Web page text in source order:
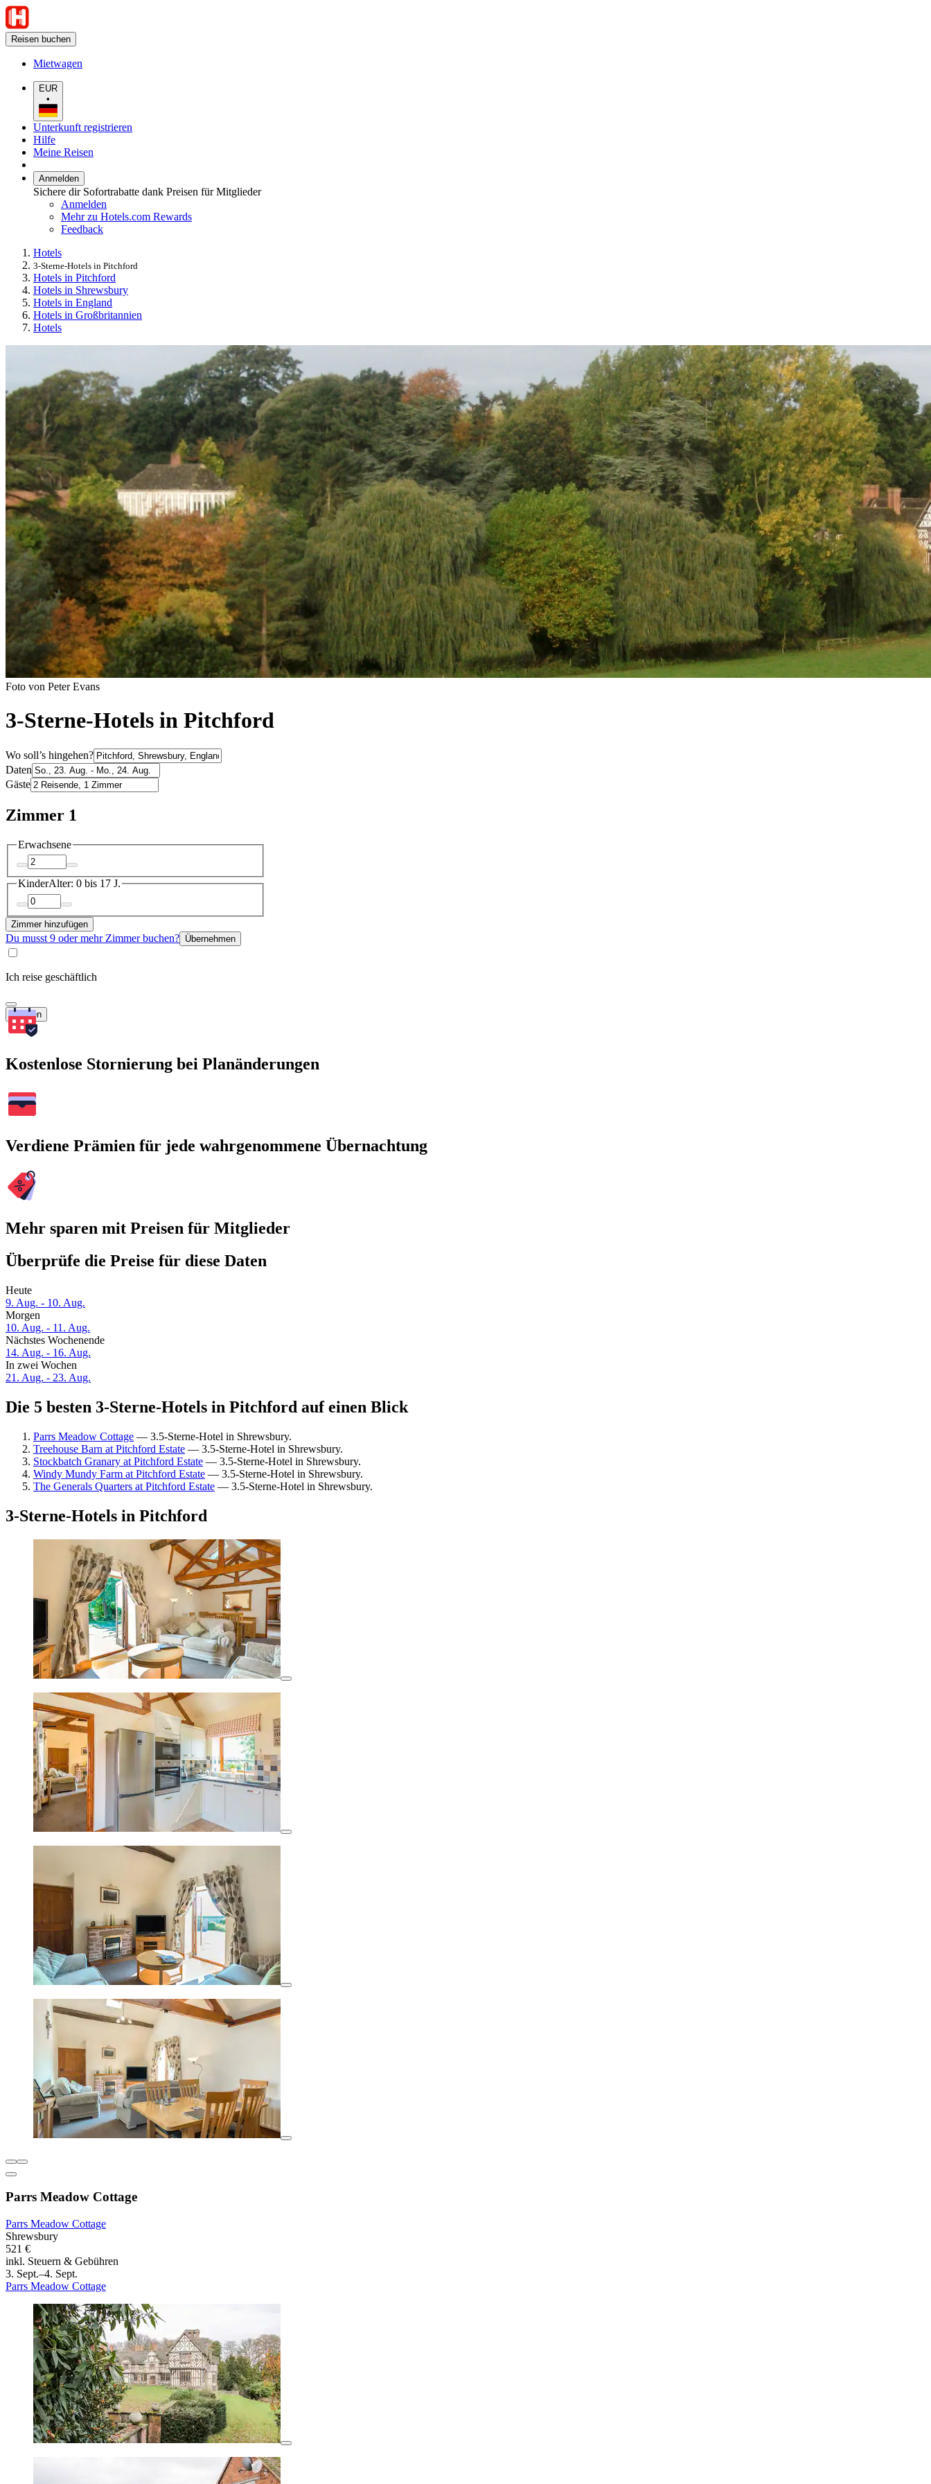
Reisen buchen
Mietwagen
EUR
•
Unterkunft registrieren
Hilfe
Meine Reisen
Anmelden
Sichere dir Sofortrabatte dank Preisen für Mitglieder
Anmelden
Mehr zu Hotels.com Rewards
Feedback
Hotels
3-Sterne-Hotels in Pitchford
Hotels in Pitchford
Hotels in Shrewsbury
Hotels in England
Hotels in Großbritannien
Hotels
Foto von Peter Evans
3-Sterne-Hotels in Pitchford
Wo soll’s hingehen?
Daten
Gäste
Zimmer 1
Erwachsene
KinderAlter: 0 bis 17 J.
Zimmer hinzufügen
Du musst 9 oder mehr Zimmer buchen? Übernehmen
Ich reise geschäftlich
Suchen
Kostenlose Stornierung bei Planänderungen
Verdiene Prämien für jede wahrgenommene Übernachtung
Mehr sparen mit Preisen für Mitglieder
Überprüfe die Preise für diese Daten
Heute
9. Aug. - 10. Aug.
Morgen
10. Aug. - 11. Aug.
Nächstes Wochenende
14. Aug. - 16. Aug.
In zwei Wochen
21. Aug. - 23. Aug.
Die 5 besten 3-Sterne-Hotels in Pitchford auf einen Blick
Parrs Meadow Cottage — 3.5-Sterne-Hotel in Shrewsbury.
Treehouse Barn at Pitchford Estate — 3.5-Sterne-Hotel in Shrewsbury.
Stockbatch Granary at Pitchford Estate — 3.5-Sterne-Hotel in Shrewsbury.
Windy Mundy Farm at Pitchford Estate — 3.5-Sterne-Hotel in Shrewsbury.
The Generals Quarters at Pitchford Estate — 3.5-Sterne-Hotel in Shrewsbury.
3-Sterne-Hotels in Pitchford
Parrs Meadow Cottage
Parrs Meadow Cottage
Shrewsbury
521 €
inkl. Steuern & Gebühren
3. Sept.–4. Sept.
Parrs Meadow Cottage